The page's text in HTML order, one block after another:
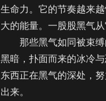
生命力。它的节奏越来
大的能量。一股股黑气
那些黑气如同被束缚
黑暗，扑面而来的冰冷
东西正在黑气的深处，
出来。